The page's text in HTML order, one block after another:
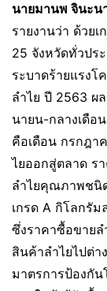
นายมานพ จินะน
รายงานว่า ด้วย
25 จังหวัดทั่วปร
ระบาดร้ายแรงโ
ลำไย ปี 2563 ผ
นายน-กลางเดือ
คือเดือน กรกฎา
ไยออกสู่ตลาด ร
ลำไยคุณภาพชนิ
เกรด A กิโลกรั
ซึ่งราคาซื้อขาย
สินค้าลำไยไปต่า
มาตรการป้องกั